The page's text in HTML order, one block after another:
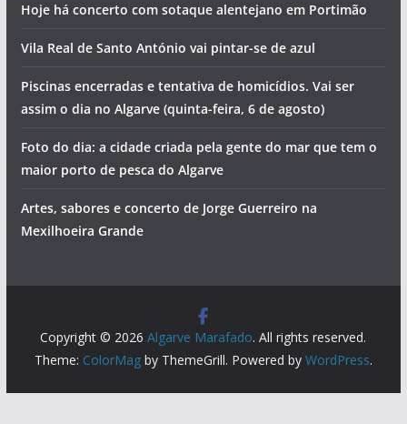
Hoje há concerto com sotaque alentejano em Portimão
Vila Real de Santo António vai pintar-se de azul
Piscinas encerradas e tentativa de homicídios. Vai ser
assim o dia no Algarve (quinta-feira, 6 de agosto)
Foto do dia: a cidade criada pela gente do mar que tem o
maior porto de pesca do Algarve
Artes, sabores e concerto de Jorge Guerreiro na
Mexilhoeira Grande
Copyright © 2026Algarve Marafado. All rights reserved.
Theme: ColorMagby ThemeGrill. Powered by WordPress.